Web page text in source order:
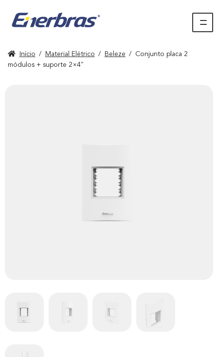
Início / Material Elétrico / Beleze /
Conjunto placa 2
módulos + suporte 2×4″